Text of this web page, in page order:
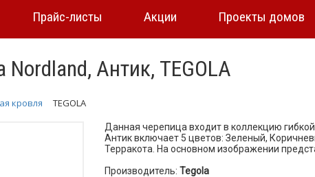
Прайс-листы Акции Проекты домов
Антик, TEGOLA
кровля TEGOLA
Данная черепица входит в коллекцию
Антик включает 5 цветов: Зеленый,
Терракота. На основном изображении
Производитель: Tegola